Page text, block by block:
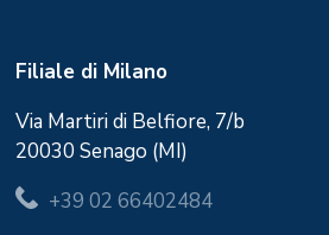
Filiale di Milano
Via Martiri di Belfiore, 7/b
20030 Senago (MI)
+39 02 66402484